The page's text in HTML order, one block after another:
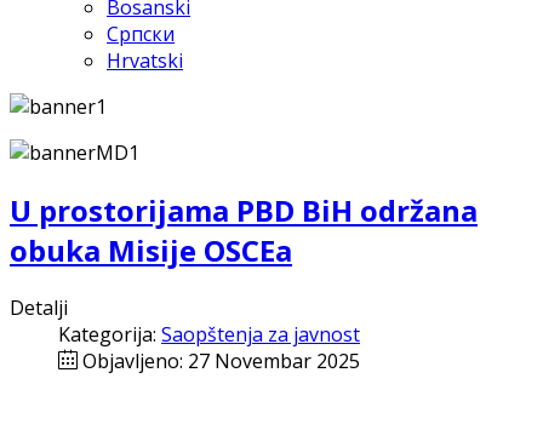
Bosanski
Српски
Hrvatski
U prostorijama PBD BiH održana
obuka Misije OSCEa
Detalji
Kategorija: Saopštenja za javnost
Objavljeno: 27 Novembar 2025